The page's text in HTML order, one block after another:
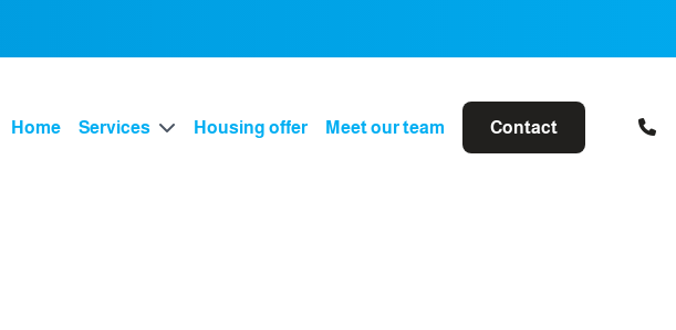
Home Services Housing offer Meet our team Contact